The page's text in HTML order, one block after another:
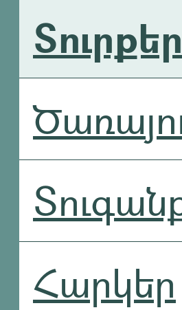
Տուրքեր
Հարկեր